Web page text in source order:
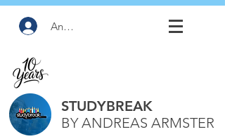
Anmelden
STUDYBREAK
BY ANDREAS ARMSTER